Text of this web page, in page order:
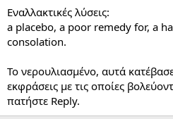
Εναλλακτικές λύσεις:
a placebo, a poor remedy for, a
consolation.
Το νερουλιασμένο, αυτά
εκφράσεις με τις οποίες
πατήστε Reply.